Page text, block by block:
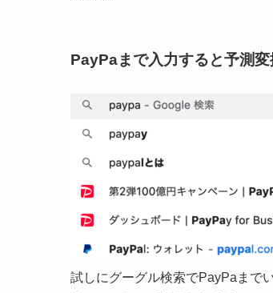
PayPaまで入力すると予測変
試しにグーグル検索でPayPaまで